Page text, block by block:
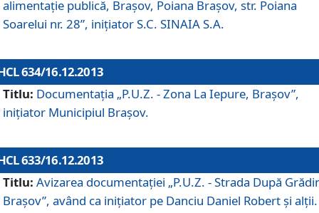
alimentaţie publică, Braşov, Poiana Braşov, str. Poiana
Soarelui nr. 28”, iniţiator S.C. SINAIA S.A.
634/16.12.2013
Titlu: Documentaţia „P.U.Z. - Zona La Iepure, Braşov”,
iniţiator Municipiul Braşov.
633/16.12.2013
Titlu: Avizarea documentaţiei „P.U.Z. - Strada După
Braşov”, având ca iniţiator pe Danciu Daniel Robert şi alţii.